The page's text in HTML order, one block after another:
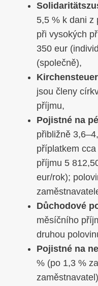
5,5 % k dani z
při vysokých
350 eur
(společně),
Kirchensteuer
jsou členy
příjmu,
Pojistné na
přibližně
příplatkem
příjmu 5
eur/rok);
Důchodové
měsíčního
druhou
Pojistné na
% (po 1,3 %